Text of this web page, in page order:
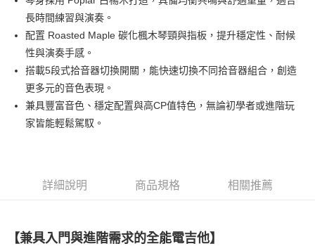
台灣樂天信用卡公司
台新國際商業銀行
大哥付你分期
相關說明
【大哥付你分期使用說明】
1.本服務由台灣大哥大提供，台灣大哥大用戶可立即使用無須另外申請。
2.付款方式選擇「大哥付你分期」，訂單成立後會自動跳轉到大哥付的交易
流程，驗證手機門號後，選擇欲分期的期數、繳款截止日，確認付款後即完
3.實際核准額度、可分期數及費用金額請依後續交易確認頁面所載為準。
4.訂單成立30分鐘內，如未前往確認交易或遇審核未通過，訂單將自動取
醒簡訊。
【注意事項】
ATM付款
運送方式
長時間練習與演奏。
配置 Roasted Maple 碳化楓木琴頸與指板，提升穩定性、耐候
性與演奏手感。
搭載5段式拾音器切換開關，能快速切換不同拾音器組合，創造
更多元的音色表現。
兼具豐富音色、穩定配置與高CP值特色，無論初學者或進階玩
家皆能輕鬆駕馭。
詳細說明 商品規格 相關推薦
【兼具入門與進階需求的全能電吉他】